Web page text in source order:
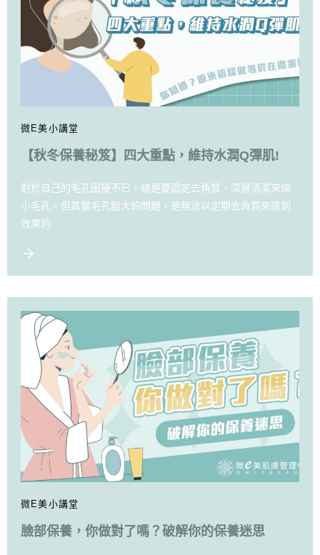
微E美小講堂
【秋冬保養秘笈】四大重點，維持水潤Q彈肌!
對於自己的毛孔困擾不已，總是要固定去角質、深層清潔來縮
小毛孔。但其實毛孔粗大的問題，是無法以定期去角質來達到
效果的
微E美小講堂
臉部保養，你做對了嗎？破解你的保養迷思